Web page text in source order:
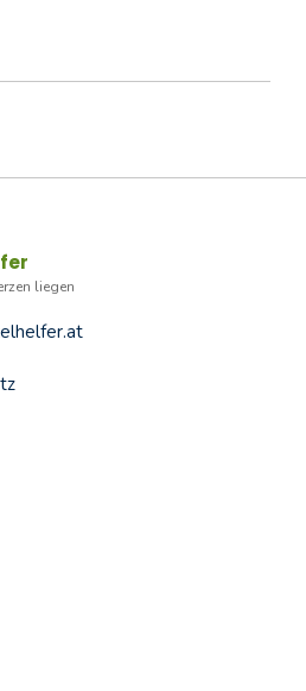
liegen